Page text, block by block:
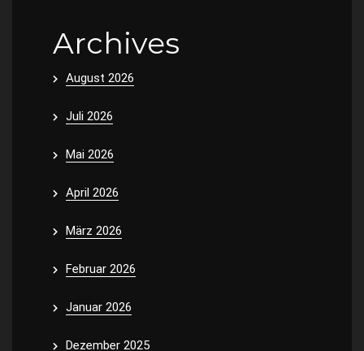
Archives
August 2026
Juli 2026
Mai 2026
April 2026
März 2026
Februar 2026
Januar 2026
Dezember 2025